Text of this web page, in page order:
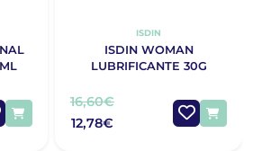
ISDIN
ISDIN WOMAN
LUBRIFICANTE 30G
16,60€
12,78€